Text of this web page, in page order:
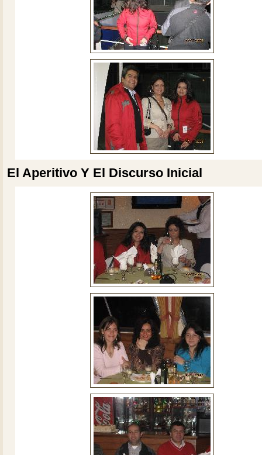
El Aperitivo Y El Discurso Inicial